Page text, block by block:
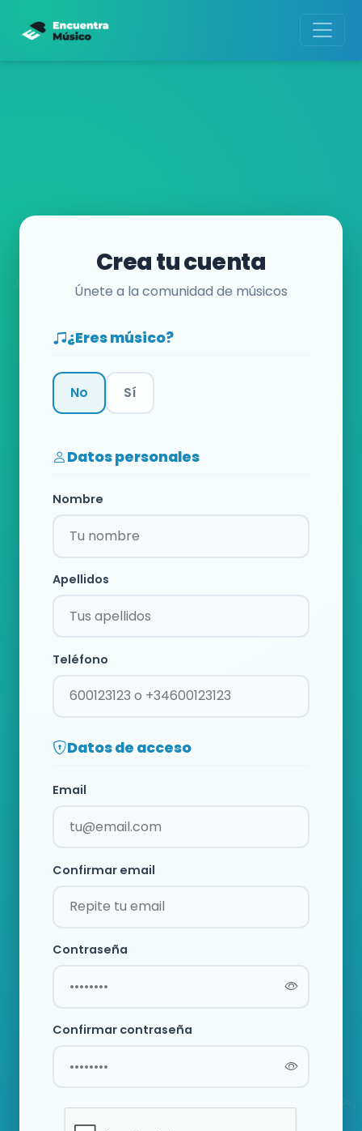
Crea tu cuenta
Únete a la comunidad de músicos
¿Eres músico?
No Sí
Datos personales
Nombre
Apellidos
Teléfono
Datos de acceso
Email
Confirmar email
Contraseña
Confirmar contraseña